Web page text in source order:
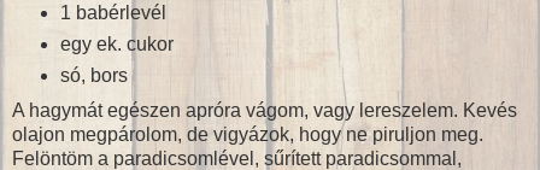
1 babérlevél
egy ek. cukor
só, bors
A hagymát egészen apróra vágom, vagy lereszelem. Kevés
olajon megpárolom, de vigyázok, hogy ne piruljon meg.
Felöntöm a paradicsomlével, sűrített paradicsommal,